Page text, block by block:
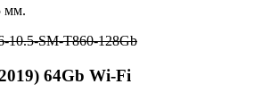
мм.
10.5-SM-T860-128Gb
64Gb Wi-Fi